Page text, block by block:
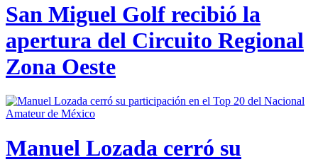
San Miguel Golf recibió la
apertura del Circuito Regional
Zona Oeste
Manuel Lozada cerró su